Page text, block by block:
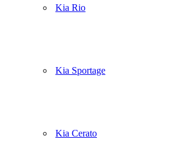
Kia Rio
Kia Sportage
Kia Cerato